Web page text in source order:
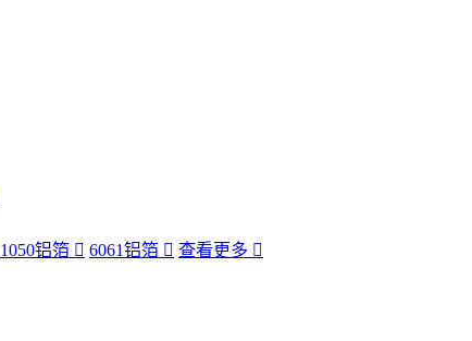
1050铝箔 6061铝箔 查看更多